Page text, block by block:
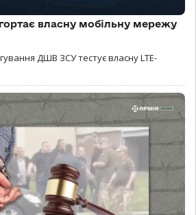
власну мобільну мережу
ДШВ ЗСУ тестує власну LTE-